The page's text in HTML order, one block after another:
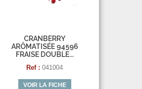
CRANBERRY
ARÔMATISÉE 94596
FRAISE DOUBLE...
Ref : 041004
VOIR LA FICHE